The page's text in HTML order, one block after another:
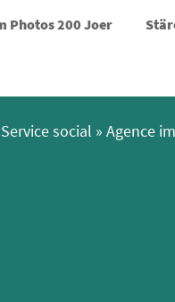
Photos 200 Joer
Service social » Agence